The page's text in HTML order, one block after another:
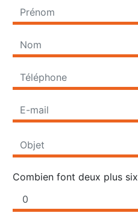
Combien font deux plus six